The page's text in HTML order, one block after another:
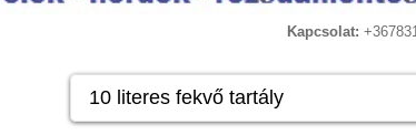
Kapcsolat: